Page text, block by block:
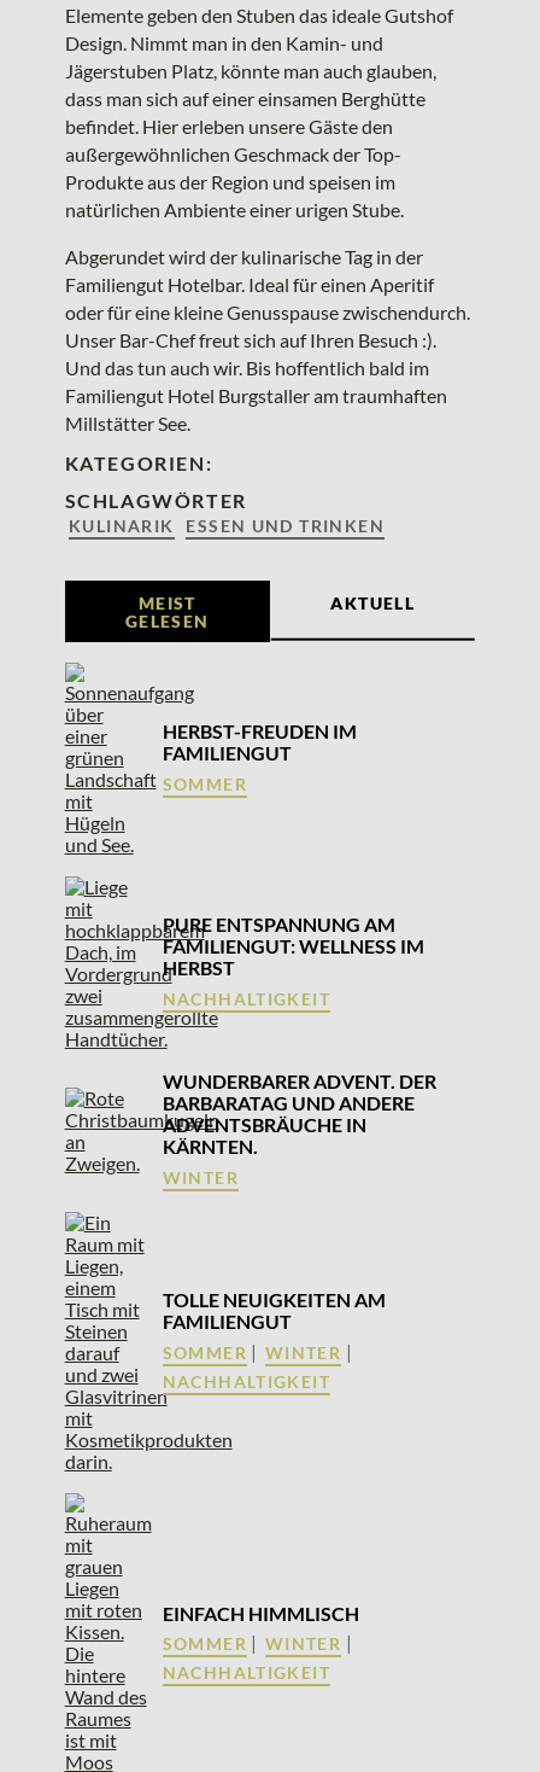
Elemente geben den Stuben das ideale Gutshof
Design. Nimmt man in den Kamin- und
Jägerstuben Platz, könnte man auch glauben,
dass man sich auf einer einsamen Berghütte
befindet. Hier erleben unsere Gäste den
außergewöhnlichen Geschmack der Top-
Produkte aus der Region und speisen im
natürlichen Ambiente einer urigen Stube.
Abgerundet wird der kulinarische Tag in der
Familiengut Hotelbar. Ideal für einen Aperitif
oder für eine kleine Genusspause zwischendurch.
Unser Bar-Chef freut sich auf Ihren Besuch :).
Und das tun auch wir. Bis hoffentlich bald im
Familiengut Hotel Burgstaller am traumhaften
Millstätter See.
KATEGORIEN:
SCHLAGWÖRTER
KULINARIK ESSEN UND TRINKEN
MEIST
GELESEN
AKTUELL
HERBST-FREUDEN IM
FAMILIENGUT
SOMMER
PURE ENTSPANNUNG AM
FAMILIENGUT: WELLNESS IM
HERBST
NACHHALTIGKEIT
WUNDERBARER ADVENT. DER
BARBARATAG UND ANDERE
ADVENTSBRÄUCHE IN
KÄRNTEN.
WINTER
TOLLE NEUIGKEITEN AM
FAMILIENGUT
SOMMER | WINTER |
NACHHALTIGKEIT
EINFACH HIMMLISCH
SOMMER | WINTER |
NACHHALTIGKEIT